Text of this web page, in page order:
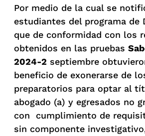
Por medio de la cual se
estudiantes del programa de
que de conformidad con los
obtenidos en las pruebas
2024-2 septiembre
beneficio de exonerarse de
preparatorios para optar al
abogado (a) y egresados no
con cumplimiento de
sin componente